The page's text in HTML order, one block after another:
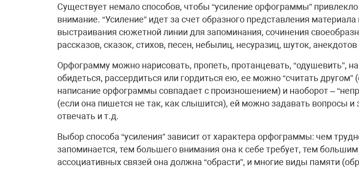
Существует немало способов, чтобы “усиление орфограммы” привлекло
внимание. “Усиление” идет за счет образного представления материала
выстраивания сюжетной линии для запоминания, сочинения
рассказов, сказок, стихов, песен, небылиц, несуразиц, шуток, анекдотов
Орфограмму можно нарисовать, пропеть, протанцевать, “одушевить”,
обидеться, рассердиться или гордиться ею, ее можно “считать другом”
написание орфограммы совпадает с произношением) и наоборот –
(если она пишется не так, как слышится), ей можно задавать вопросы и
отвечать и т.д.
Выбор способа “усиления” зависит от характера орфограммы: чем
запоминается, тем большего внимания она к себе требует, тем
ассоциативных связей она должна “обрасти”, и многие виды памяти